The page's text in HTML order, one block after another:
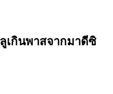
เกินพาสจากมาดีซิ